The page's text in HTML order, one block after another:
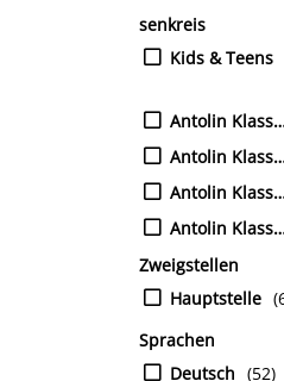
senkreis
Kids & Teens
Antolin Klasse 5
Antolin Klasse 3
Antolin Klasse 4
Antolin Klasse 2
Zweigstellen
Hauptstelle
Sprachen
Deutsch (52)